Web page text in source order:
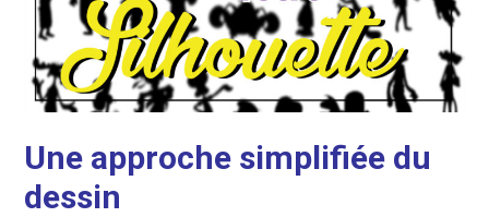
Une approche simplifiée du
dessin